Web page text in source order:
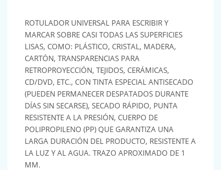
ROTULADOR UNIVERSAL PARA ESCRIBIR Y
MARCAR SOBRE CASI TODAS LAS SUPERFICIES
LISAS, COMO: PLÁSTICO, CRISTAL, MADERA,
CARTÓN, TRANSPARENCIAS PARA
RETROPROYECCIÓN, TEJIDOS, CERÁMICAS,
CD/DVD, ETC., CON TINTA ESPECIAL ANTISECADO
(PUEDEN PERMANECER DESPATADOS DURANTE
DÍAS SIN SECARSE), SECADO RÁPIDO, PUNTA
RESISTENTE A LA PRESIÓN, CUERPO DE
POLIPROPILENO (PP) QUE GARANTIZA UNA
LARGA DURACIÓN DEL PRODUCTO, RESISTENTE A
LA LUZ Y AL AGUA. TRAZO APROXIMADO DE 1
MM.